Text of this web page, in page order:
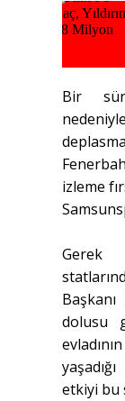
Bir
izleme
Gerek
dolusu
etkiyi bu